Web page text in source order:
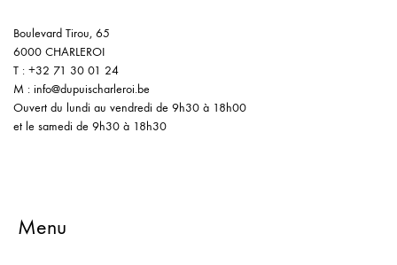
Boulevard Tirou, 65
6000 CHARLEROI
T : +32 71 30 01 24
M : info@dupuischarleroi.be
Ouvert du lundi au vendredi de 9h30 à 18h00
et le samedi de 9h30 à 18h30
Menu